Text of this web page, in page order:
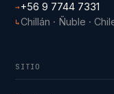
→ +56 9 7744 7331
↳Chillán · Ñuble ·
SITIO